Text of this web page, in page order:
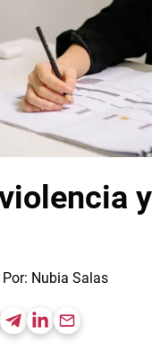
Por: Nubia Salas